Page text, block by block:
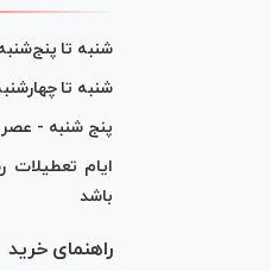
شنبه تا
شنبه تا
پنج شنبه -
ایام
باشد
راهنمای خرید